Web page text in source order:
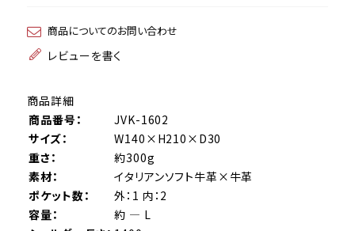
商品についてのお問い合わせ
レビューを書く
商品詳細
商品番号：
JVK-1602
サイズ：
W140×H210×D30
重さ：
約300g
素材：
イタリアンソフト牛革×牛革
ポケット数：
外：1 内：2
容量：
約 ― L